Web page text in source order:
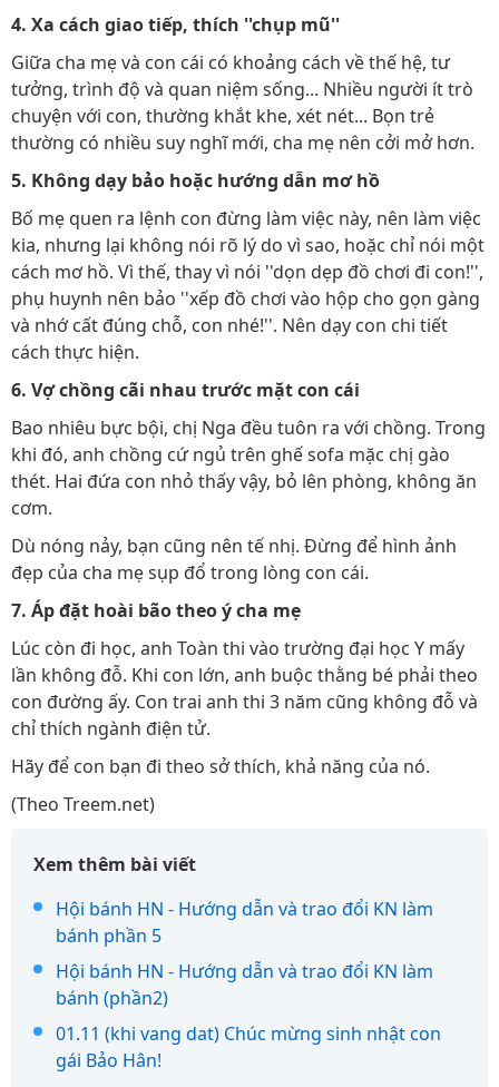
4. Xa cách giao tiếp, thích ''chụp mũ''
Giữa cha mẹ và con cái có khoảng cách về thế hệ, tư
tưởng, trình độ và quan niệm sống... Nhiều người ít trò
chuyện với con, thường khắt khe, xét nét... Bọn trẻ
thường có nhiều suy nghĩ mới, cha mẹ nên cởi mở hơn.
5. Không dạy bảo hoặc hướng dẫn mơ hồ
Bố mẹ quen ra lệnh con đừng làm việc này, nên làm việc
kia, nhưng lại không nói rõ lý do vì sao, hoặc chỉ nói một
cách mơ hồ. Vì thế, thay vì nói ''dọn dẹp đồ chơi đi con!'',
phụ huynh nên bảo ''xếp đồ chơi vào hộp cho gọn gàng
và nhớ cất đúng chỗ, con nhé!''. Nên dạy con chi tiết
cách thực hiện.
6. Vợ chồng cãi nhau trước mặt con cái
Bao nhiêu bực bội, chị Nga đều tuôn ra với chồng. Trong
khi đó, anh chồng cứ ngủ trên ghế sofa mặc chị gào
thét. Hai đứa con nhỏ thấy vậy, bỏ lên phòng, không ăn
cơm.
Dù nóng nảy, bạn cũng nên tế nhị. Đừng để hình ảnh
đẹp của cha mẹ sụp đổ trong lòng con cái.
7. Áp đặt hoài bão theo ý cha mẹ
Lúc còn đi học, anh Toàn thi vào trường đại học Y mấy
lần không đỗ. Khi con lớn, anh buộc thằng bé phải theo
con đường ấy. Con trai anh thi 3 năm cũng không đỗ và
chỉ thích ngành điện tử.
Hãy để con bạn đi theo sở thích, khả năng của nó.
(Theo Treem.net)
Xem thêm bài viết
Hội bánh HN - Hướng dẫn và trao đổi KN làm
bánh phần 5
Hội bánh HN - Hướng dẫn và trao đổi KN làm
bánh (phần2)
01.11 (khi vang dat) Chúc mừng sinh nhật con
gái Bảo Hân!